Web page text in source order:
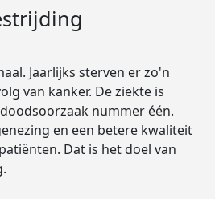
Jaarlijks sterven er zo'n
van kanker. De ziekte is
nummer één.
en een betere kwaliteit
Dat is het doel van